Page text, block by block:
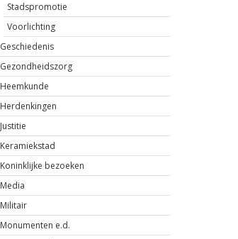
Stadspromotie
Voorlichting
Geschiedenis
Gezondheidszorg
Heemkunde
Herdenkingen
Justitie
Keramiekstad
Koninklijke bezoeken
Media
Militair
Monumenten e.d.